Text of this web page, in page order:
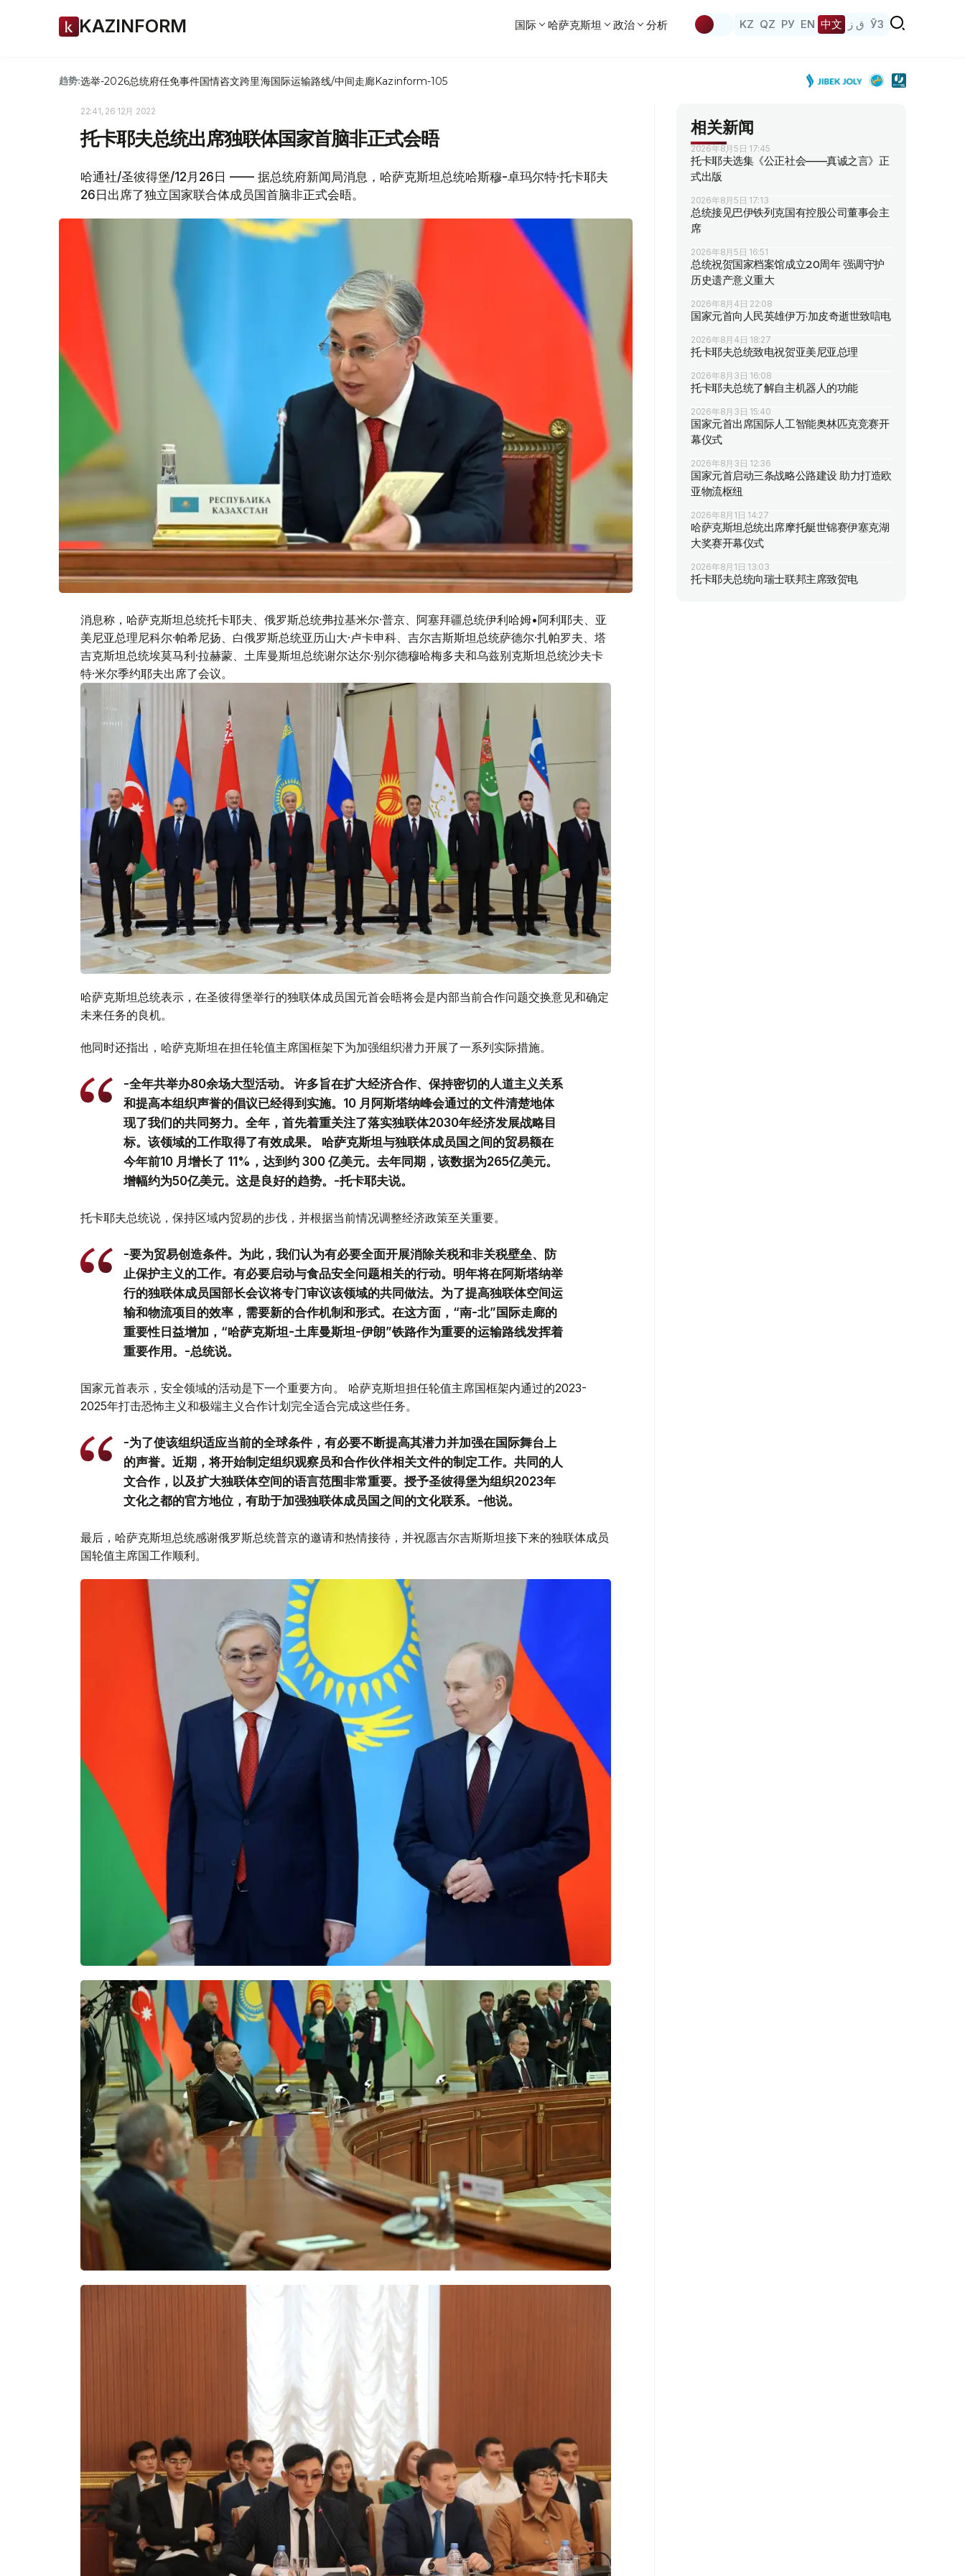
KAZINFORM 国际 哈萨克斯坦 政治 分析 KZ QZ РУ EN 中文 ق ز ЎЗ
趋势:选举-2026总统府任免事件国情咨文跨里海国际运输路线/中间走廊Kazinform-105
22:41, 26 12月 2022
托卡耶夫总统出席独联体国家首脑非正式会晤
哈通社/圣彼得堡/12月26日 —— 据总统府新闻局消息，哈萨克斯坦总统哈斯穆-卓玛尔特·托卡耶夫
26日出席了独立国家联合体成员国首脑非正式会晤。
消息称，哈萨克斯坦总统托卡耶夫、俄罗斯总统弗拉基米尔·普京、阿塞拜疆总统伊利哈姆•阿利耶夫、亚
美尼亚总理尼科尔·帕希尼扬、白俄罗斯总统亚历山大·卢卡申科、吉尔吉斯斯坦总统萨德尔·扎帕罗夫、塔
吉克斯坦总统埃莫马利·拉赫蒙、土库曼斯坦总统谢尔达尔·别尔德穆哈梅多夫和乌兹别克斯坦总统沙夫卡
特·米尔季约耶夫出席了会议。
哈萨克斯坦总统表示，在圣彼得堡举行的独联体成员国元首会晤将会是内部当前合作问题交换意见和确定
未来任务的良机。
他同时还指出，哈萨克斯坦在担任轮值主席国框架下为加强组织潜力开展了一系列实际措施。
-全年共举办80余场大型活动。 许多旨在扩大经济合作、保持密切的人道主义关系
和提高本组织声誉的倡议已经得到实施。10 月阿斯塔纳峰会通过的文件清楚地体
现了我们的共同努力。全年，首先着重关注了落实独联体2030年经济发展战略目
标。该领域的工作取得了有效成果。 哈萨克斯坦与独联体成员国之间的贸易额在
今年前10 月增长了 11%，达到约 300 亿美元。去年同期，该数据为265亿美元。
增幅约为50亿美元。这是良好的趋势。-托卡耶夫说。
托卡耶夫总统说，保持区域内贸易的步伐，并根据当前情况调整经济政策至关重要。
-要为贸易创造条件。为此，我们认为有必要全面开展消除关税和非关税壁垒、防
止保护主义的工作。有必要启动与食品安全问题相关的行动。明年将在阿斯塔纳举
行的独联体成员国部长会议将专门审议该领域的共同做法。为了提高独联体空间运
输和物流项目的效率，需要新的合作机制和形式。在这方面，“南-北”国际走廊的
重要性日益增加，“哈萨克斯坦-土库曼斯坦-伊朗”铁路作为重要的运输路线发挥着
重要作用。-总统说。
国家元首表示，安全领域的活动是下一个重要方向。 哈萨克斯坦担任轮值主席国框架内通过的2023-
2025年打击恐怖主义和极端主义合作计划完全适合完成这些任务。
-为了使该组织适应当前的全球条件，有必要不断提高其潜力并加强在国际舞台上
的声誉。近期，将开始制定组织观察员和合作伙伴相关文件的制定工作。共同的人
文合作，以及扩大独联体空间的语言范围非常重要。授予圣彼得堡为组织2023年
文化之都的官方地位，有助于加强独联体成员国之间的文化联系。-他说。
最后，哈萨克斯坦总统感谢俄罗斯总统普京的邀请和热情接待，并祝愿吉尔吉斯斯坦接下来的独联体成员
国轮值主席国工作顺利。
相关新闻
2026年8月5日 17:45
托卡耶夫选集《公正社会——真诚之言》正
式出版
2026年8月5日 17:13
总统接见巴伊铁列克国有控股公司董事会主
席
2026年8月5日 16:51
总统祝贺国家档案馆成立20周年 强调守护
历史遗产意义重大
2026年8月4日 22:08
国家元首向人民英雄伊万·加皮奇逝世致唁电
2026年8月4日 18:27
托卡耶夫总统致电祝贺亚美尼亚总理
2026年8月3日 16:08
托卡耶夫总统了解自主机器人的功能
2026年8月3日 15:40
国家元首出席国际人工智能奥林匹克竞赛开
幕仪式
2026年8月3日 12:36
国家元首启动三条战略公路建设 助力打造欧
亚物流枢纽
2026年8月1日 14:27
哈萨克斯坦总统出席摩托艇世锦赛伊塞克湖
大奖赛开幕仪式
2026年8月1日 13:03
托卡耶夫总统向瑞士联邦主席致贺电